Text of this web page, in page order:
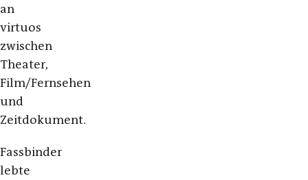
an
virtuos
zwischen
Theater,
Film/Fernsehen
und
Zeitdokument.
Fassbinder
lebte